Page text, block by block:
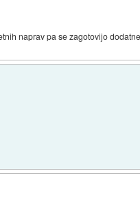
naprav pa se zagotovijo